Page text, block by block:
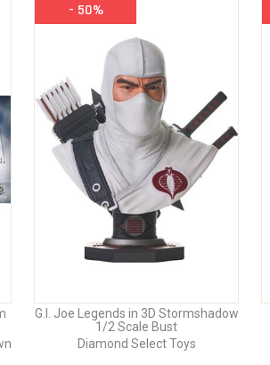
- 50%
G.I. Joe Legends in 3D Stormshadow
1/2 Scale Bust
Diamond Select Toys